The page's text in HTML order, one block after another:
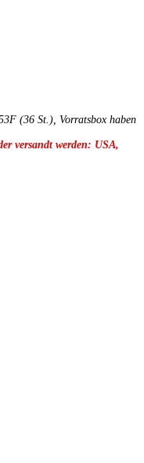
(36 St.), Vorratsbox haben
versandt werden: USA,